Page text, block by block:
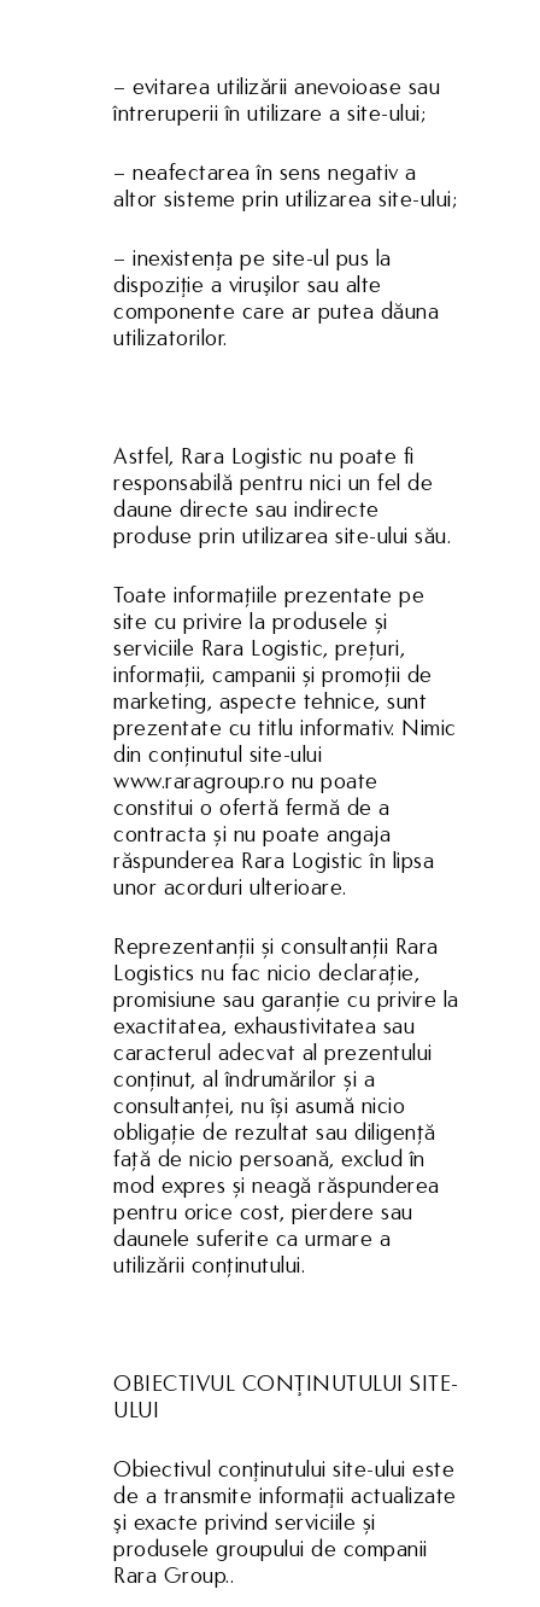
– evitarea utilizării anevoioase sau
întreruperii în utilizare a site-ului;
– neafectarea în sens negativ a
altor sisteme prin utilizarea site-ului;
– inexistenţa pe site-ul pus la
dispoziţie a viruşilor sau alte
componente care ar putea dăuna
utilizatorilor.
Astfel, Rara Logistic nu poate fi
responsabilă pentru nici un fel de
daune directe sau indirecte
produse prin utilizarea site-ului său.
Toate informațiile prezentate pe
site cu privire la produsele și
serviciile Rara Logistic, prețuri,
informații, campanii și promoții de
marketing, aspecte tehnice, sunt
prezentate cu titlu informativ. Nimic
din conținutul site-ului
www.raragroup.ro nu poate
constitui o ofertă fermă de a
contracta și nu poate angaja
răspunderea Rara Logistic în lipsa
unor acorduri ulterioare.
Reprezentanții și consultanții Rara
Logistics nu fac nicio declarație,
promisiune sau garanție cu privire la
exactitatea, exhaustivitatea sau
caracterul adecvat al prezentului
conținut, al îndrumărilor și a
consultanței, nu își asumă nicio
obligație de rezultat sau diligență
față de nicio persoană, exclud în
mod expres și neagă răspunderea
pentru orice cost, pierdere sau
daunele suferite ca urmare a
utilizării conținutului.
OBIECTIVUL CONŢINUTULUI SITE-
ULUI
Obiectivul conţinutului site-ului este
de a transmite informaţii actualizate
şi exacte privind serviciile și
produsele groupului de companii
Rara Group..